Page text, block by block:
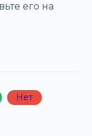
его на
Нет